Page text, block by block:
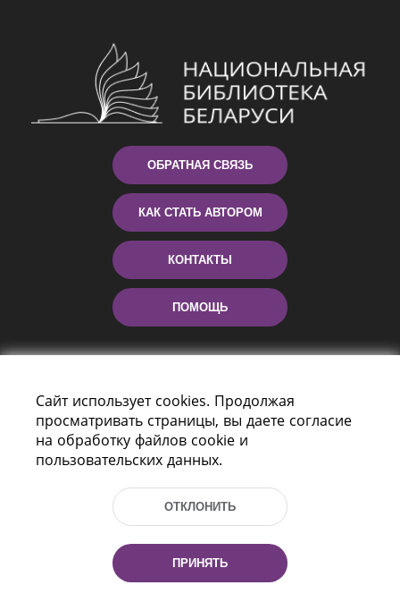
ОБРАТНАЯ СВЯЗЬ
КАК СТАТЬ АВТОРОМ
КОНТАКТЫ
ПОМОЩЬ
г. Минск, Республика Беларусь, 220114
Тел.: (+375 17) 368 37 37, Факс: (+375 17)
Эл. почта: inbox@nlb.by
Сайт использует cookies. Продолжая
просматривать страницы, вы даете согласие
на обработку файлов cookie и
пользовательских данных.
ОТКЛОНИТЬ
ПРИНЯТЬ